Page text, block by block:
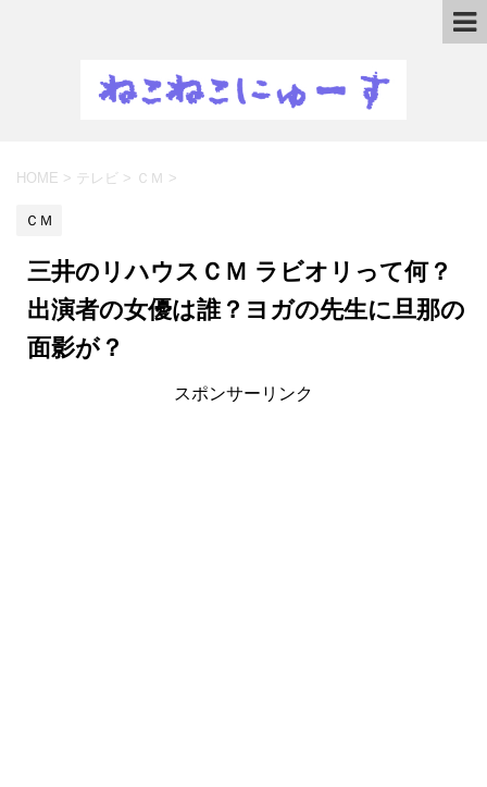
HOME > テレビ > ＣＭ >
ＣＭ
三井のリハウスＣＭ ラビオリって何？
出演者の女優は誰？ヨガの先生に旦那の
面影が？
スポンサーリンク